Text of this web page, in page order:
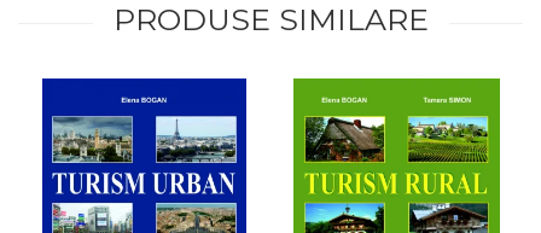
PRODUSE SIMILARE